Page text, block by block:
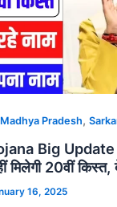
Madhya Pradesh,
Big Update
मिलेगी 20वीं
16, 2025